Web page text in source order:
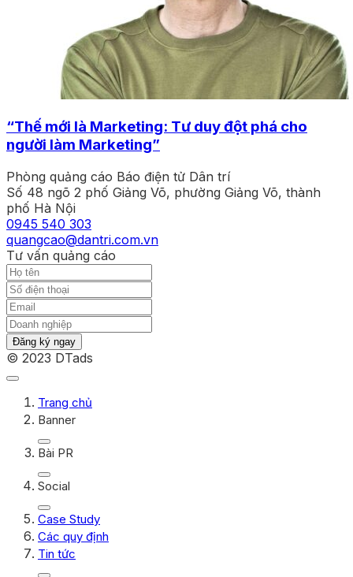
“Thế mới là Marketing: Tư duy đột phá cho
người làm Marketing”
Phòng quảng cáo Báo điện tử Dân trí
Số 48 ngõ 2 phố Giảng Võ, phường Giảng Võ, thành
phố Hà Nội
0945 540 303
quangcao@dantri.com.vn
Tư vấn quảng cáo
Đăng ký ngay
© 2023 DTads
Trang chủ
Banner
Bài PR
Social
Case Study
Các quy định
Tin tức